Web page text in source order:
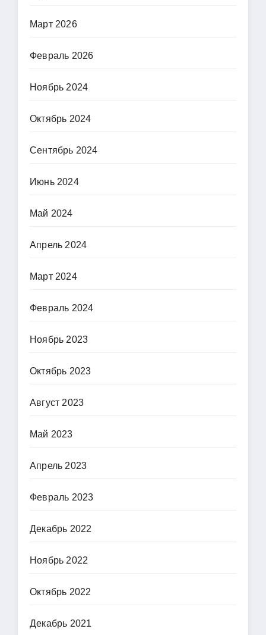
Март 2026
Февраль 2026
Ноябрь 2024
Октябрь 2024
Сентябрь 2024
Июнь 2024
Май 2024
Апрель 2024
Март 2024
Февраль 2024
Ноябрь 2023
Октябрь 2023
Август 2023
Май 2023
Апрель 2023
Февраль 2023
Декабрь 2022
Ноябрь 2022
Октябрь 2022
Декабрь 2021